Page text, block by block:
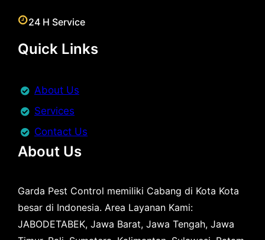
24 H Service
Quick Links
About Us
Services
Contact Us
About Us
Garda Pest Control memiliki Cabang di Kota Kota
besar di Indonesia. Area Layanan Kami:
JABODETABEK, Jawa Barat, Jawa Tengah, Jawa